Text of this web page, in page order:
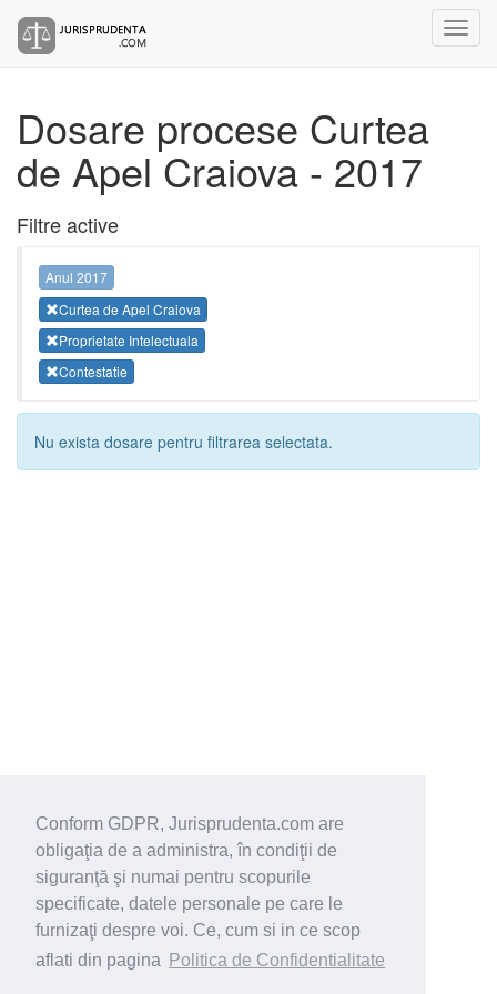
Conform GDPR, Jurisprudenta.com are
obligaţia de a administra, în condiţii de
siguranţă şi numai pentru scopurile
specificate, datele personale pe care le
furnizaţi despre voi. Ce, cum si in ce scop
aflati din pagina
Politica de Confidentialitate
Dosare procese Curtea
de Apel Craiova - 2017
Filtre active
Anul 2017
Curtea de Apel Craiova
Proprietate Intelectuala
Contestatie
Nu exista dosare pentru filtrarea selectata.